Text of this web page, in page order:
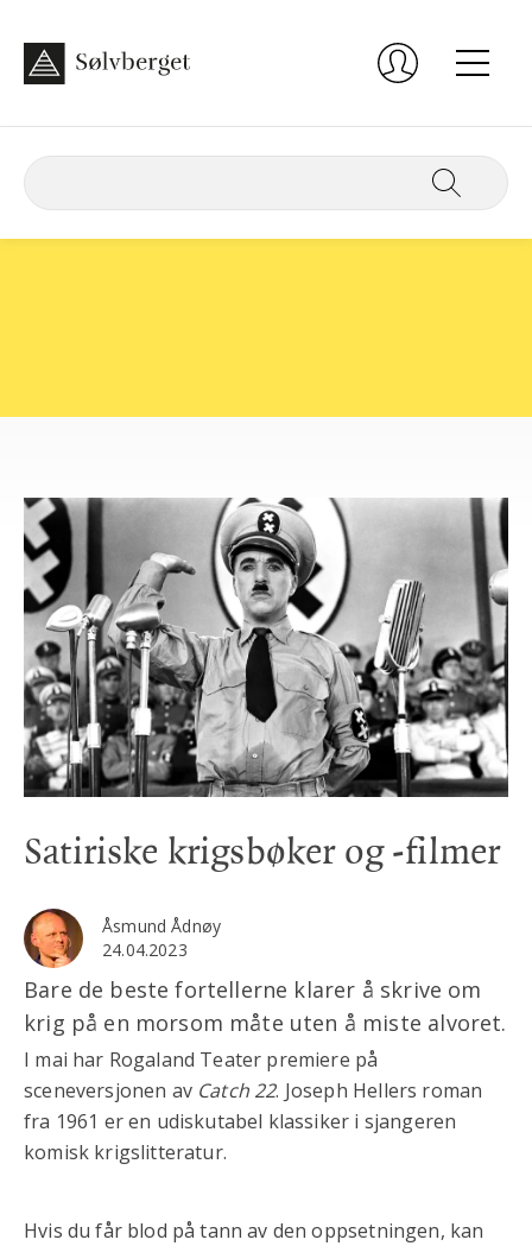
Satiriske krigsbøker og -filmer
Åsmund Ådnøy
24.04.2023
Bare de beste fortellerne klarer å skrive om
krig på en morsom måte uten å miste alvoret.
I mai har Rogaland Teater premiere på
sceneversjonen av Catch 22. Joseph Hellers roman
fra 1961 er en udiskutabel klassiker i sjangeren
komisk krigslitteratur.
Hvis du får blod på tann av den oppsetningen, kan